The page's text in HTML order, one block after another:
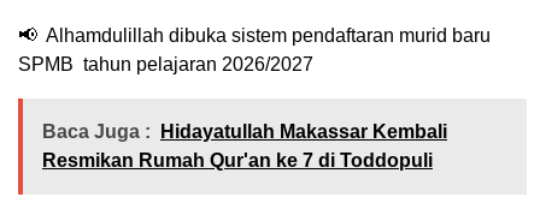
📢 Alhamdulillah dibuka sistem pendaftaran murid baru
SPMB tahun pelajaran 2026/2027
Baca Juga :
Hidayatullah Makassar Kembali
Resmikan Rumah Qur'an ke 7 di Toddopuli